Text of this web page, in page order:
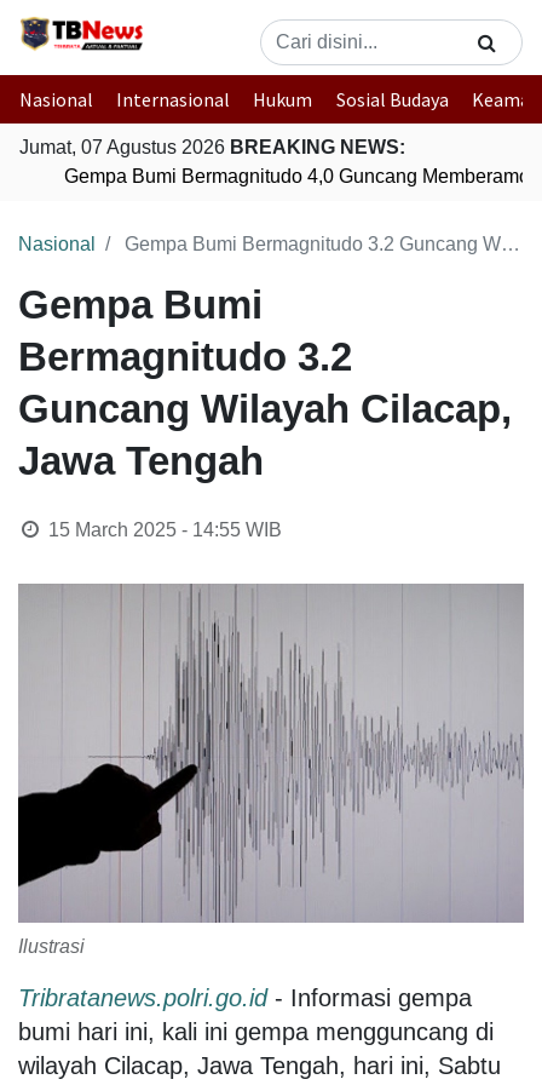
Nasional Internasional Hukum Sosial Budaya
Jumat, 07 Agustus 2026 BREAKING NEWS:
Gempa Bumi Bermagnitudo 4,0 Guncang Memberamo
Nasional Gempa Bumi Bermagnitudo 3.2 Guncang Wilayah Cilacap, Jawa Tengah
Gempa Bumi
Bermagnitudo 3.2
Guncang Wilayah Cilacap,
Jawa Tengah
15 March 2025 - 14:55WIB
Ilustrasi
Tribratanews.polri.go.id- Informasi gempa
bumi hari ini, kali ini gempa mengguncang di
wilayah Cilacap, Jawa Tengah, hari ini, Sabtu